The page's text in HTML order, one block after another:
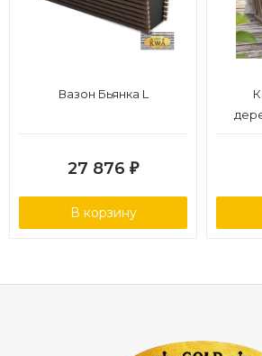
Вазон Бьянка L
27 876 ₽
В корзину